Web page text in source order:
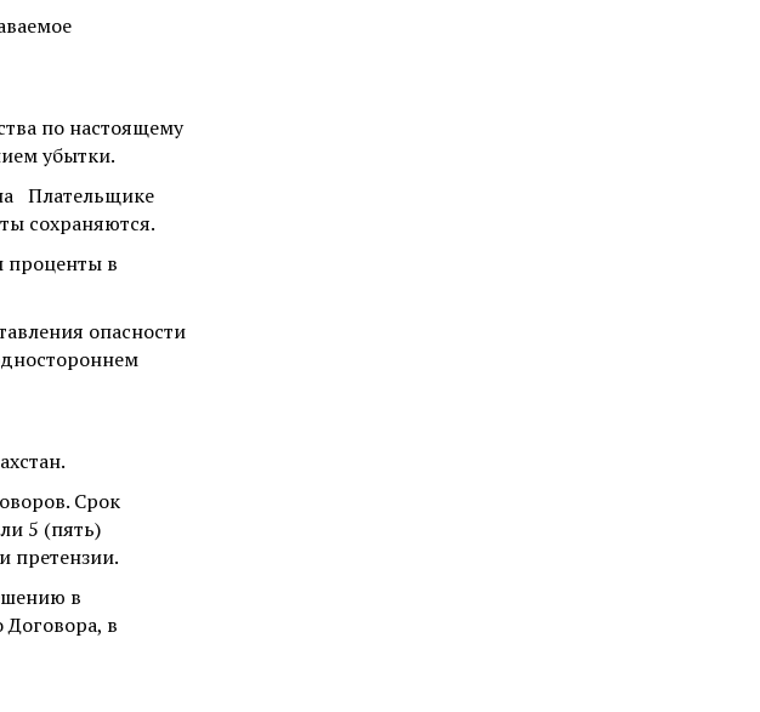
по настоящему
убытки.
Плательщике
сохраняются.
проценты в
опасности
Срок
5 (пять)
претензии.
в
Договора, в